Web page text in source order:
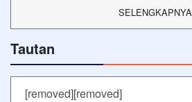
SELENGKAPNYA
Tautan
[removed][removed]